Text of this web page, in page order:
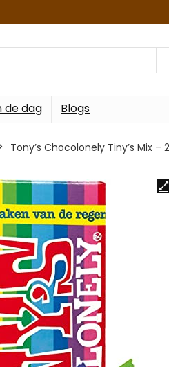
de dag Blogs
Tony’s Chocolonely Tiny’s Mix